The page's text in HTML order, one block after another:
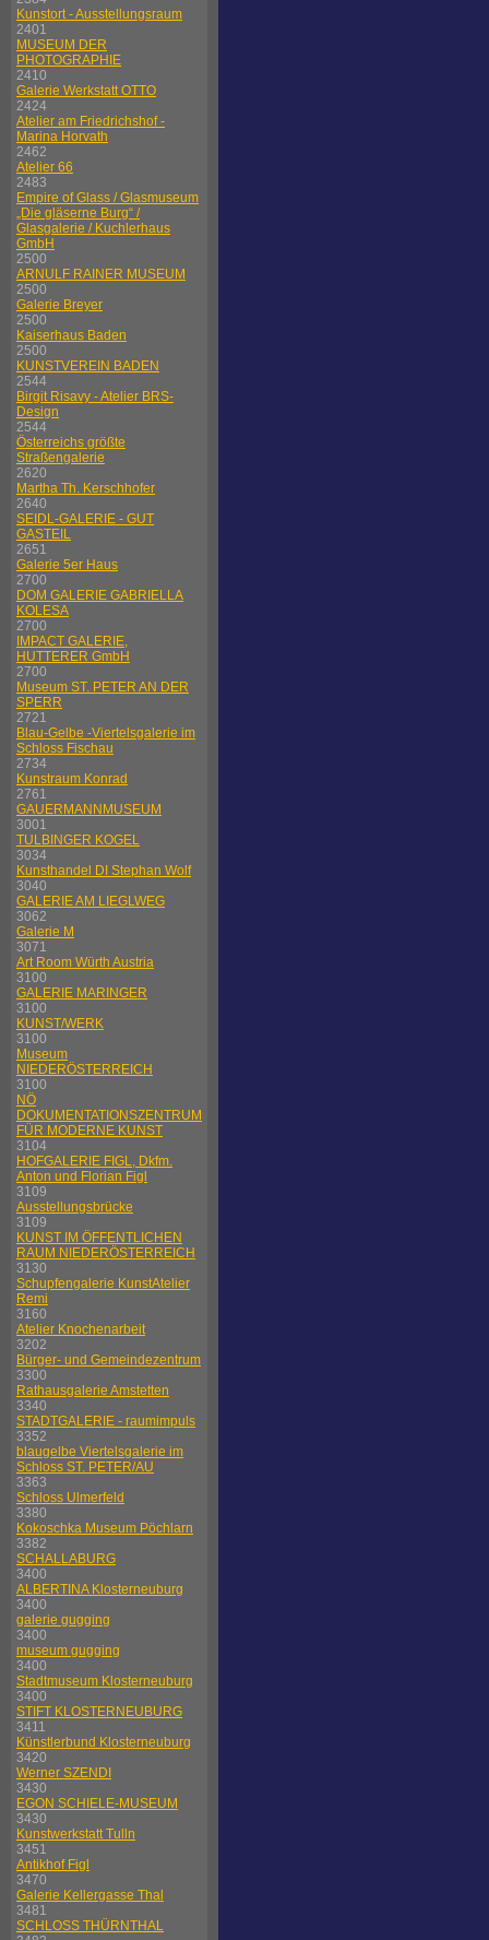
Kunstort - Ausstellungsraum
2401
MUSEUM DER
PHOTOGRAPHIE
2410
Galerie Werkstatt OTTO
2424
Atelier am Friedrichshof -
Marina Horvath
2462
Atelier 66
2483
Empire of Glass / Glasmuseum
„Die gläserne Burg“ /
Glasgalerie / Kuchlerhaus
GmbH
2500
ARNULF RAINER MUSEUM
2500
Galerie Breyer
2500
Kaiserhaus Baden
2500
KUNSTVEREIN BADEN
2544
Birgit Risavy - Atelier BRS-
Design
2544
Österreichs größte
Straßengalerie
2620
Martha Th. Kerschhofer
2640
SEIDL-GALERIE - GUT
GASTEIL
2651
Galerie 5er Haus
2700
DOM GALERIE GABRIELLA
KOLESA
2700
IMPACT GALERIE,
HUTTERER GmbH
2700
Museum ST. PETER AN DER
SPERR
2721
Blau-Gelbe -Viertelsgalerie im
Schloss Fischau
2734
Kunstraum Konrad
2761
GAUERMANNMUSEUM
3001
TULBINGER KOGEL
3034
Kunsthandel DI Stephan Wolf
3040
GALERIE AM LIEGLWEG
3062
Galerie M
3071
Art Room Würth Austria
3100
GALERIE MARINGER
3100
KUNST/WERK
3100
Museum
NIEDERÖSTERREICH
3100
NÖ
DOKUMENTATIONSZENTRUM
FÜR MODERNE KUNST
3104
HOFGALERIE FIGL, Dkfm.
Anton und Florian Figl
3109
Ausstellungsbrücke
3109
KUNST IM ÖFFENTLICHEN
RAUM NIEDERÖSTERREICH
3130
Schupfengalerie KunstAtelier
Remi
3160
Atelier Knochenarbeit
3202
Bürger- und Gemeindezentrum
3300
Rathausgalerie Amstetten
3340
STADTGALERIE - raumimpuls
3352
blaugelbe Viertelsgalerie im
Schloss ST. PETER/AU
3363
Schloss Ulmerfeld
3380
Kokoschka Museum Pöchlarn
3382
SCHALLABURG
3400
ALBERTINA Klosterneuburg
3400
galerie gugging
3400
museum gugging
3400
Stadtmuseum Klosterneuburg
3400
STIFT KLOSTERNEUBURG
3411
Künstlerbund Klosterneuburg
3420
Werner SZENDI
3430
EGON SCHIELE-MUSEUM
3430
Kunstwerkstatt Tulln
3451
Antikhof Figl
3470
Galerie Kellergasse Thal
3481
SCHLOSS THÜRNTHAL